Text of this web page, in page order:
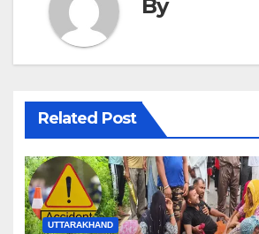
By
Related Post
UTTARAKHAND